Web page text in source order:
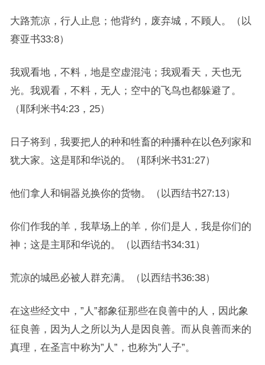
大路荒凉，行人止息；他背约，废弃城，不顾人。（以
赛亚书33:8）
我观看地，不料，地是空虚混沌；我观看天，天也无
光。我观看，不料，无人；空中的飞鸟也都躲避了。
（耶利米书4:23，25）
日子将到，我要把人的种和牲畜的种播种在以色列家和
犹大家。这是耶和华说的。（耶利米书31:27）
他们拿人和铜器兑换你的货物。（以西结书27:13）
你们作我的羊，我草场上的羊，你们是人，我是你们的
神；这是主耶和华说的。（以西结书34:31）
荒凉的城邑必被人群充满。（以西结书36:38）
在这些经文中，”人”都象征那些在良善中的人，因此象
征良善，因为人之所以为人是因良善。而从良善而来的
真理，在圣言中称为”人”，也称为”人子”。